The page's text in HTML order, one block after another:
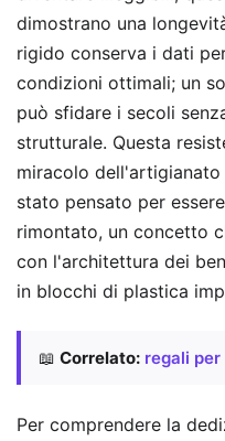
dimostrano una
rigido conserva i dati
condizioni ottimali; un
può sfidare i secoli
strutturale. Questa
miracolo
stato pensato per
rimontato, un concetto
con l'architettura dei
in blocchi di plastica
📖 Correlato: regali
Per comprendere la